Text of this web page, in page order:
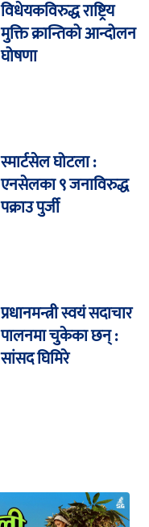
विधेयकविरुद्ध राष्ट्रिय
मुक्ति क्रान्तिको आन्दोलन
घोषणा
स्मार्टसेल घोटला :
एनसेलका ९ जनाविरुद्ध
पक्राउ पुर्जी
प्रधानमन्त्री स्वयं सदाचार
पालनमा चुकेका छन् :
सांसद घिमिरे